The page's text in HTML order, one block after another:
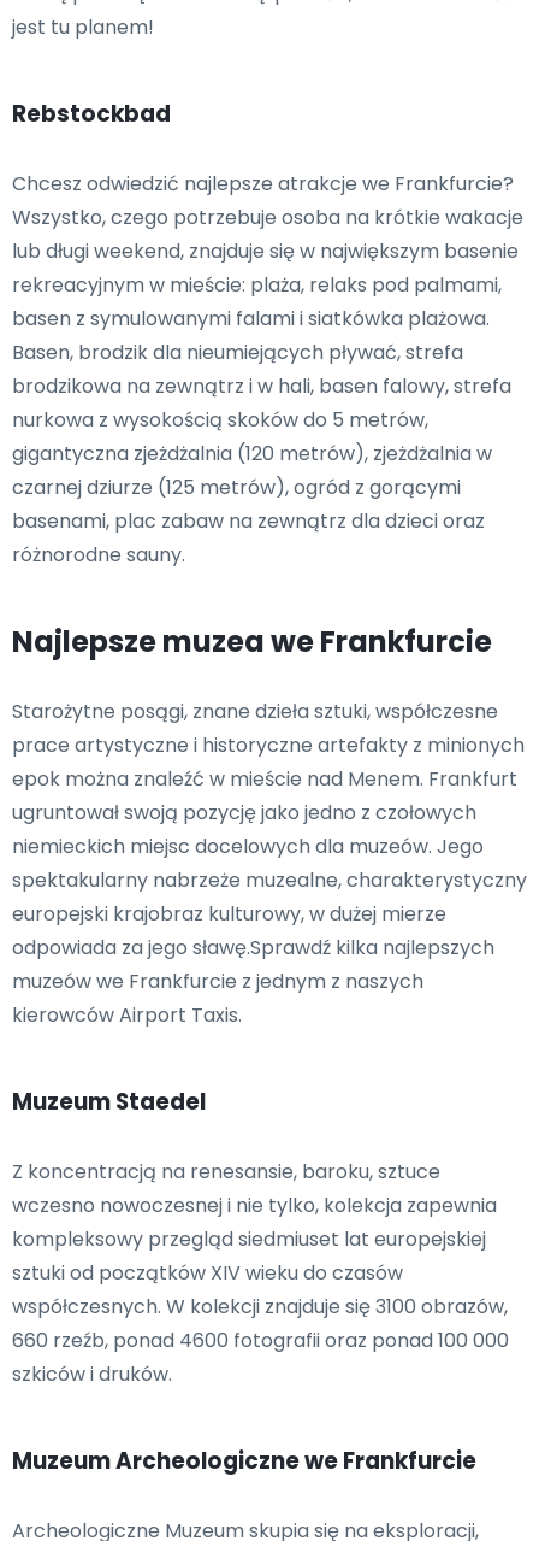
jest tu planem!
Rebstockbad
Chcesz odwiedzić najlepsze atrakcje we Frankfurcie?
Wszystko, czego potrzebuje osoba na krótkie wakacje
lub długi weekend, znajduje się w największym basenie
rekreacyjnym w mieście: plaża, relaks pod palmami,
basen z symulowanymi falami i siatkówka plażowa.
Basen, brodzik dla nieumiejących pływać, strefa
brodzikowa na zewnątrz i w hali, basen falowy, strefa
nurkowa z wysokością skoków do 5 metrów,
gigantyczna zjeżdżalnia (120 metrów), zjeżdżalnia w
czarnej dziurze (125 metrów), ogród z gorącymi
basenami, plac zabaw na zewnątrz dla dzieci oraz
różnorodne sauny.
Najlepsze muzea we Frankfurcie
Starożytne posągi, znane dzieła sztuki, współczesne
prace artystyczne i historyczne artefakty z minionych
epok można znaleźć w mieście nad Menem. Frankfurt
ugruntował swoją pozycję jako jedno z czołowych
niemieckich miejsc docelowych dla muzeów. Jego
spektakularny nabrzeże muzealne, charakterystyczny
europejski krajobraz kulturowy, w dużej mierze
odpowiada za jego sławę.Sprawdź kilka najlepszych
muzeów we Frankfurcie z jednym z naszych
kierowców Airport Taxis.
Muzeum Staedel
Z koncentracją na renesansie, baroku, sztuce
wczesno nowoczesnej i nie tylko, kolekcja zapewnia
kompleksowy przegląd siedmiuset lat europejskiej
sztuki od początków XIV wieku do czasów
współczesnych. W kolekcji znajduje się 3100 obrazów,
660 rzeźb, ponad 4600 fotografii oraz ponad 100 000
szkiców i druków.
Muzeum Archeologiczne we Frankfurcie
Archeologiczne Muzeum skupia się na eksploracji,